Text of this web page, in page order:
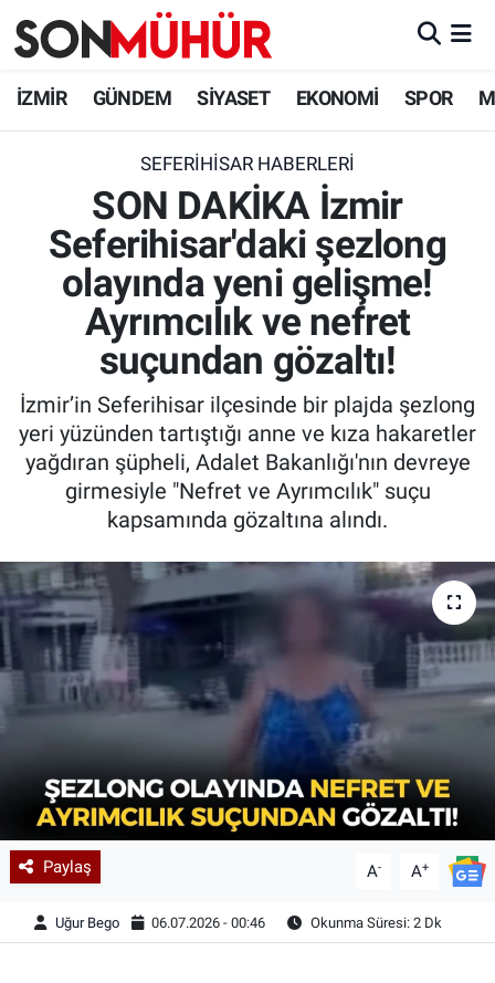
İZMİR GÜNDEM SİYASET EKONOMİ SPOR
SEFERIHISAR HABERLERI
SON DAKİKA İzmir
Seferihisar'daki şezlong
olayında yeni gelişme!
Ayrımcılık ve nefret
suçundan gözaltı!
İzmir’in Seferihisar ilçesinde bir plajda şezlong
yeri yüzünden tartıştığı anne ve kıza hakaretler
yağdıran şüpheli, Adalet Bakanlığı'nın devreye
girmesiyle "Nefret ve Ayrımcılık" suçu
kapsamında gözaltına alındı.
Paylaş A- A+
Uğur Bego 06.07.2026 - 00:46 Okunma Süresi: 2 Dk
İzmir Nöbetçi Eczaneler
İzmir Namaz Vakitleri
İzmir Trafik Yoğunluk Haritası
Süper Lig Puan Durumu ve Fikstür
Tüm Manşetler
Son Dakika Haberleri
Haber Arşivi